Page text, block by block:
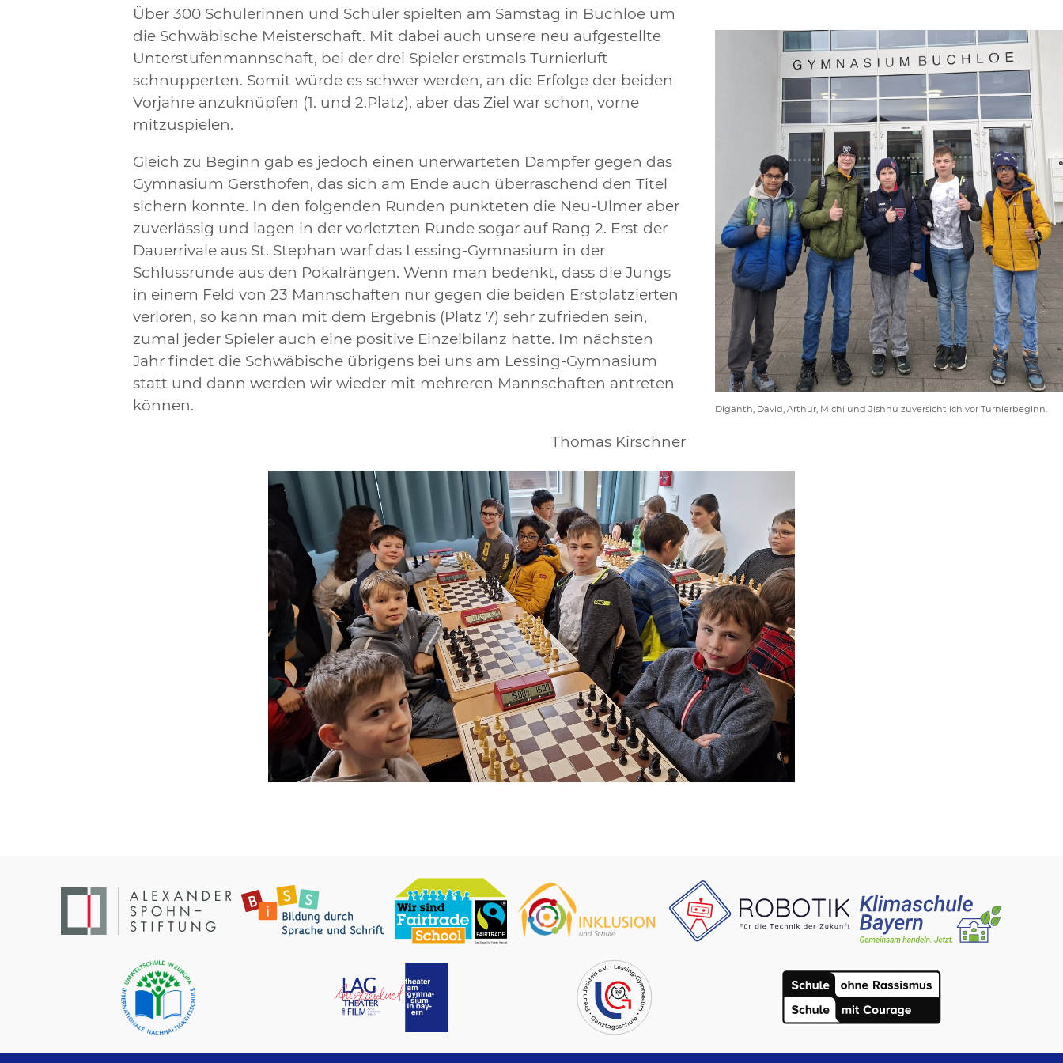
Über 300 Schülerinnen und Schüler spielten am Samstag in Buchloe um
die Schwäbische Meisterschaft. Mit dabei auch unsere neu aufgestellte
Unterstufenmannschaft, bei der drei Spieler erstmals Turnierluft
schnupperten. Somit würde es schwer werden, an die Erfolge der beiden
Vorjahre anzuknüpfen (1. und 2.Platz), aber das Ziel war schon, vorne
mitzuspielen.
Gleich zu Beginn gab es jedoch einen unerwarteten Dämpfer gegen das
Gymnasium Gersthofen, das sich am Ende auch überraschend den Titel
sichern konnte. In den folgenden Runden punkteten die Neu-Ulmer aber
zuverlässig und lagen in der vorletzten Runde sogar auf Rang 2. Erst der
Dauerrivale aus St. Stephan warf das Lessing-Gymnasium in der
Schlussrunde aus den Pokalrängen. Wenn man bedenkt, dass die Jungs
in einem Feld von 23 Mannschaften nur gegen die beiden Erstplatzierten
verloren, so kann man mit dem Ergebnis (Platz 7) sehr zufrieden sein,
zumal jeder Spieler auch eine positive Einzelbilanz hatte. Im nächsten
Jahr findet die Schwäbische übrigens bei uns am Lessing-Gymnasium
statt und dann werden wir wieder mit mehreren Mannschaften antreten
können.
Thomas Kirschner
Diganth, David, Arthur, Michi und Jishnu zuversichtlich vor Turnierbeginn.